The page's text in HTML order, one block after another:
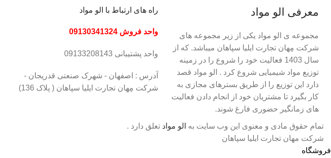
معرفی الو مواد
مجموعه ی الو مواد یکی از زیر مجموعه های
شرکت مِهان تجارت ایلیا سپاهان میباشد. که از
سال 1403 فعالیت خود را شروع را در زمینه
توزیع مواد شیمیایی شروع کرد . الو مواد قصد
دارد این توزیع را از طریق بسترهای مجازی به
کار بگیرد تا مشتریان خود از انجام دادن فعالیت
های زمانگیر حضوری فارغ شوند.
راه های ارتباط با الو مواد
واحد فروش 09130341324
واحد پشتیبانی 09133208143
آدرس : اصفهان - شهرک صنعتی قدریجان -
شرکت مِهان تجارت ایلیا سپاهان ( پلاک 136)
تمام حقوق مادی و معنوی اين وب‌ سايت به الو مواد تعلق دارد .
شرکت مهان تجارت ایلیا سپاهان
فروشگاه